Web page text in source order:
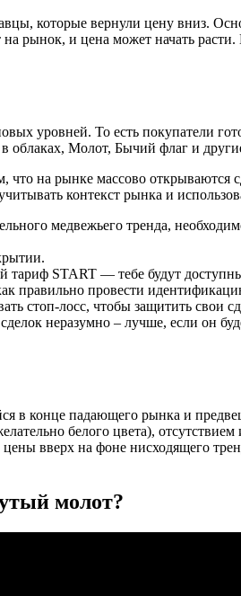
которые вернули цену вниз.
рынок, и цена может начать
уровней. То есть покупатели
облаках, Молот, Бычий флаг и
что на рынке массово
контекст рынка и
медвежьего тренда,
тариф START — тебе будут
правильно провести
стоп-лосс, чтобы защитить свои
неразумно – лучше, если он
в конце падающего рынка и
белого цвета),
цены вверх на фоне нисходящего
молот?